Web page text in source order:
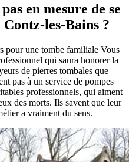
en mesure de se
les-Bains ?
pour une tombe familiale Vous
qui saura honorer la
de pierres tombales que
pas à un service de pompes
professionnels, qui aiment
des morts. Ils savent que leur
a vraiment du sens.